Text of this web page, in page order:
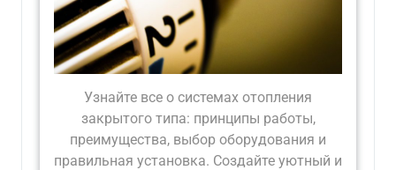
Узнайте все о системах отопления
закрытого типа: принципы работы,
преимущества, выбор оборудования и
правильная установка. Создайте уютный и